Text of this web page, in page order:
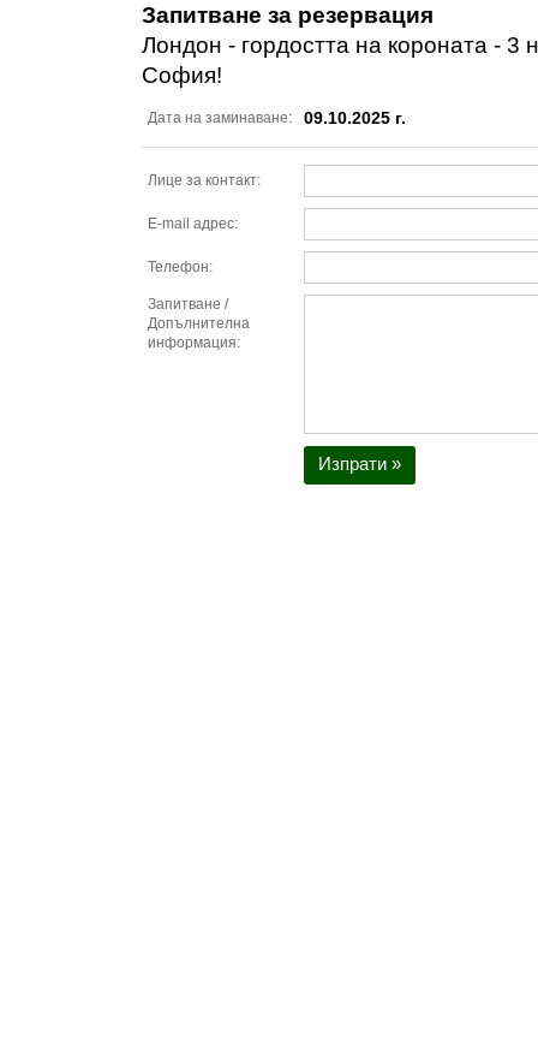
Запитване за резервация
Лондон - гордостта на короната - 3
София!
Дата на заминаване: 09.10.2025 г.
Лице за контакт:
E-mail адрес:
Телефон:
Запитване /
Допълнителна
информация:
Изпрати »